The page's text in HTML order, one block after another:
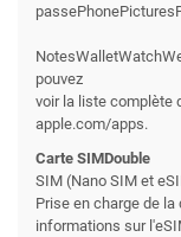
pouvez
voir la liste complète
apple.com/apps.
Carte SIMDouble
SIM (Nano SIM et
Prise en charge de
informations sur